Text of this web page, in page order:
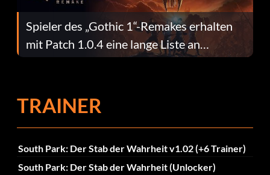
Spieler des „Gothic 1“-Remakes erhalten
mit Patch 1.0.4 eine lange Liste an
Fehlerbehebungen
TRAINER
South Park: Der Stab der Wahrheit v1.02 (+6 Trainer)
South Park: Der Stab der Wahrheit (Unlocker)